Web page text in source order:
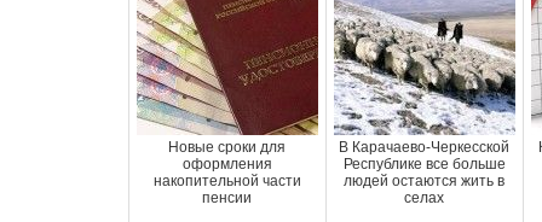
Новые сроки для
оформления
накопительной части
пенсии
В Карачаево-Черкесской
Республике все больше
людей остаются жить в
селах